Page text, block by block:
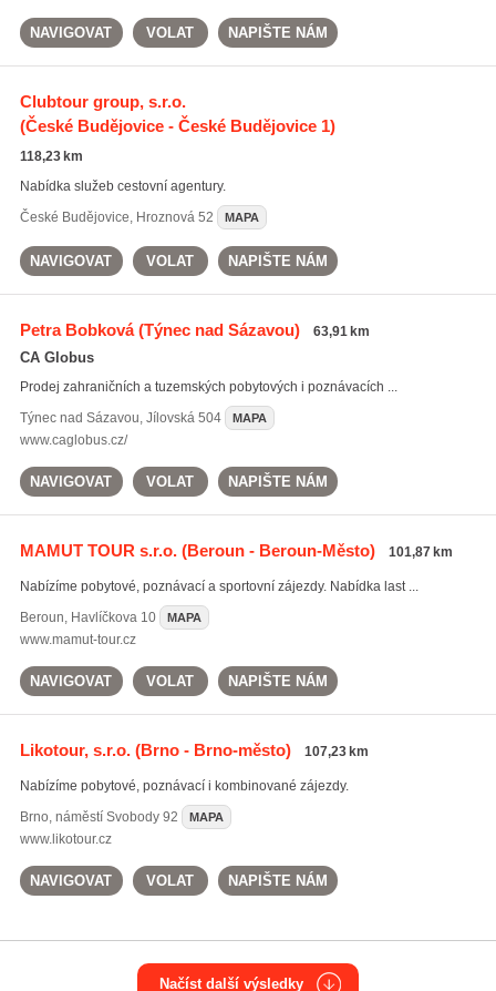
NAVIGOVAT VOLAT NAPIŠTE NÁM
Clubtour group, s.r.o.
(České Budějovice - České Budějovice 1)
118,23 km
Nabídka služeb cestovní agentury.
České Budějovice, Hroznová 52 MAPA
NAVIGOVAT VOLAT NAPIŠTE NÁM
Petra Bobková(Týnec nad Sázavou) 63,91 km
CA Globus
Prodej zahraničních a tuzemských pobytových i poznávacích ...
Týnec nad Sázavou, Jílovská 504 MAPA
www.caglobus.cz/
NAVIGOVAT VOLAT NAPIŠTE NÁM
MAMUT TOUR s.r.o.(Beroun - Beroun-Město) 101,87 km
Nabízíme pobytové, poznávací a sportovní zájezdy. Nabídka last ...
Beroun, Havlíčkova 10 MAPA
www.mamut-tour.cz
NAVIGOVAT VOLAT NAPIŠTE NÁM
Likotour, s.r.o.(Brno - Brno-město) 107,23 km
Nabízíme pobytové, poznávací i kombinované zájezdy.
Brno, náměstí Svobody 92 MAPA
www.likotour.cz
NAVIGOVAT VOLAT NAPIŠTE NÁM
Načíst další výsledky